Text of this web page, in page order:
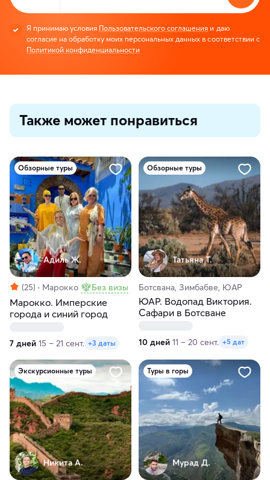
Я принимаю условия Пользовательского соглашения и даю
согласие на обработку моих персональных данных в соответствии с
Политикой конфиденциальности
Также может понравиться
Обзорные туры
Адиль Ж.
(25) Марокко Без визы
Марокко. Имперские
города и синий город
7 дней 15 – 21 сент. +3 даты
Обзорные туры
Татьяна Т.
Ботсвана, Зимбабве, ЮАР
ЮАР. Водопад Виктория.
Сафари в Ботсване
10 дней 11 – 20 сент. +5 дат
Экскурсионные туры
Никита А.
Туры в горы
Мурад Д.